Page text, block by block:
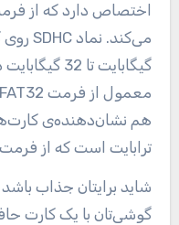
گیگابایت تا
ترابایت است که از فرمت exFAT پشتیبانی می‌کنند.
شاید برایتان جذاب باشد بدانید، دوربین حرفه‌ای شما یا